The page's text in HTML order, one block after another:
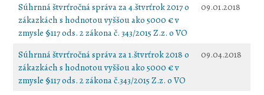
Súhrnná štvrťročná správa za 4.štvrťrok 2017 o
zákazkách s hodnotou vyššou ako 5000 € v
zmysle §117 ods. 2 zákona č. 343/2015 Z.z. o VO
09.01.2018
Súhrnná štvrťročná správa za 1.štvrťrok 2018 o
zákazkách s hodnotou vyššou ako 5000 € v
zmysle §117 ods. 2 zákona č.343/2015 Z.z. o VO
09.04.2018